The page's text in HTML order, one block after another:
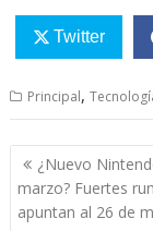
Twitter
Principal,
Navegación
de
entradas
¿Nuevo
marzo? Fuertes
apuntan al 26 de